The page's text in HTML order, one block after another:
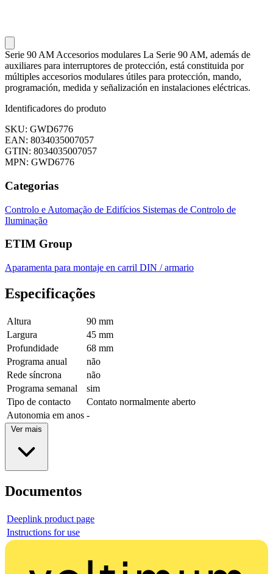
Serie 90 AM Accesorios modulares La Serie 90 AM, además de
auxiliares para interruptores de protección, está constituida por
múltiples accesorios modulares útiles para protección, mando,
programación, medida y señalización en instalaciones eléctricas.
Identificadores do produto
SKU: GWD6776
EAN: 8034035007057
GTIN: 8034035007057
MPN: GWD6776
Categorias
Controlo e Automação de Edifícios Sistemas de Controlo de
Iluminação
ETIM Group
Aparamenta para montaje en carril DIN / armario
Especificações
Altura
90 mm
Largura
45 mm
Profundidade
68 mm
Programa anual
não
Rede síncrona
não
Programa semanal
sim
Tipo de contacto
Contato normalmente aberto
Autonomia em anos -
Ver mais
Documentos
Deeplink product page
Instructions for use